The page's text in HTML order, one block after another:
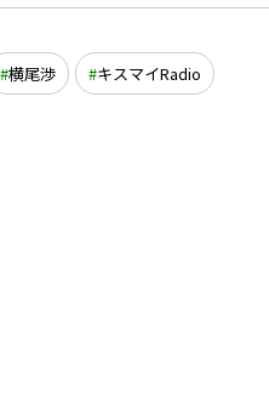
横尾渉 キスマイRadio